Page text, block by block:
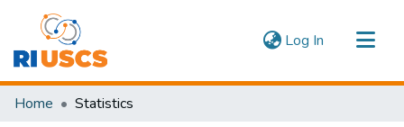
Log In (current)
Communities & Collections
Home Statistics